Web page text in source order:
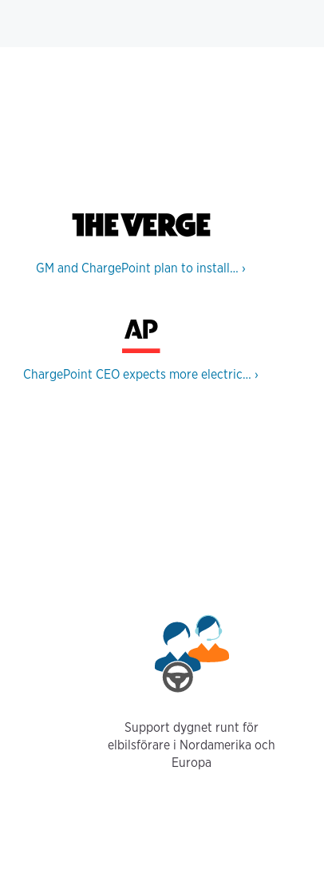
GM and ChargePoint plan to install… ›
ChargePoint CEO expects more electric… ›
Support dygnet runt för
elbilsförare i Nordamerika och
Europa